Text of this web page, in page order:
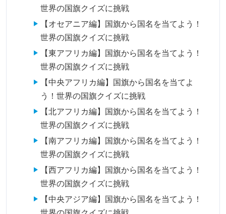
世界の国旗クイズに挑戦
【オセアニア編】国旗から国名を当てよう！
世界の国旗クイズに挑戦
【東アフリカ編】国旗から国名を当てよう！
世界の国旗クイズに挑戦
【中央アフリカ編】国旗から国名を当てよ
う！世界の国旗クイズに挑戦
【北アフリカ編】国旗から国名を当てよう！
世界の国旗クイズに挑戦
【南アフリカ編】国旗から国名を当てよう！
世界の国旗クイズに挑戦
【西アフリカ編】国旗から国名を当てよう！
世界の国旗クイズに挑戦
【中央アジア編】国旗から国名を当てよう！